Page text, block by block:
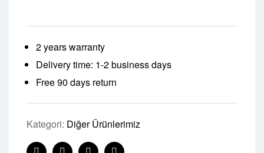
2 years warranty
Delivery time: 1-2 business days
Free 90 days return
Kategori: Diğer Ürünlerimiz